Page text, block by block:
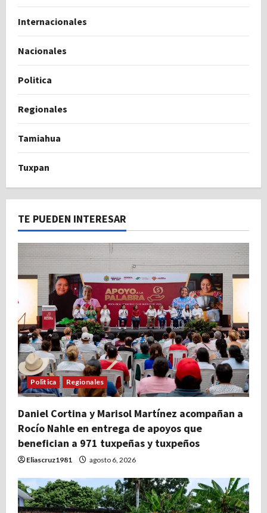
Internacionales
Nacionales
Politica
Regionales
Tamiahua
Tuxpan
TE PUEDEN INTERESAR
Politica Regionales
Daniel Cortina y Marisol Martínez acompañan a
Rocío Nahle en entrega de apoyos que
benefician a 971 tuxpeñas y tuxpeños
Eliascruz1981 agosto 6, 2026